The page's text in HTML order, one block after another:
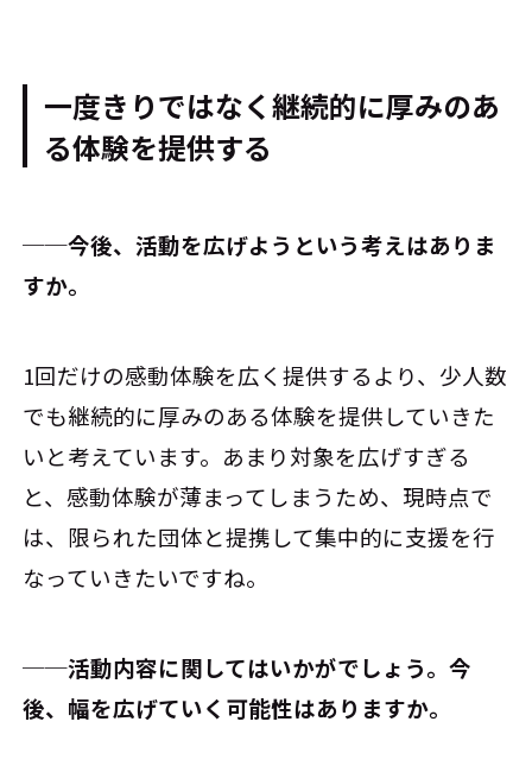
一度きりではなく継続的に厚みのあ
る体験を提供する
──今後、活動を広げようという考えはありま
すか。
1回だけの感動体験を広く提供するより、少人数
でも継続的に厚みのある体験を提供していきた
いと考えています。あまり対象を広げすぎる
と、感動体験が薄まってしまうため、現時点で
は、限られた団体と提携して集中的に支援を行
なっていきたいですね。
──活動内容に関してはいかがでしょう。今
後、幅を広げていく可能性はありますか。